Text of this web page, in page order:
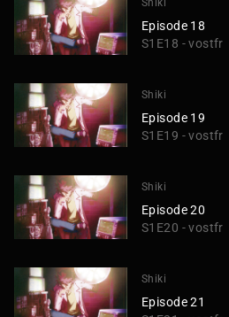
Shiki
Episode 18
S1E18 - vostfr
Shiki
Episode 19
S1E19 - vostfr
Shiki
Episode 20
S1E20 - vostfr
Shiki
Episode 21